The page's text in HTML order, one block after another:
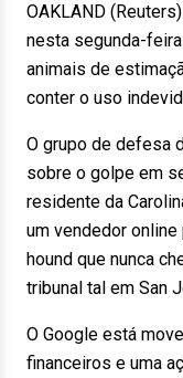
OAKLAND
nesta segunda-
animais de
conter o uso
O grupo de defesa
sobre o golpe em
residente da
um vendedor
hound que nunca
tribunal tal em San
O Google está
financeiros e uma